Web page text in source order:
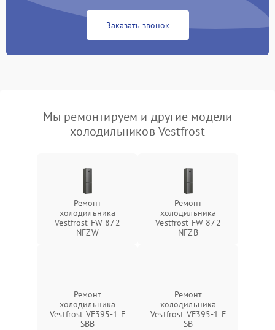
Заказать звонок
Мы ремонтируем и другие модели
холодильников Vestfrost
Ремонт
холодильника
Vestfrost FW 872
NFZW
Ремонт
холодильника
Vestfrost FW 872
NFZВ
Ремонт
холодильника
Vestfrost VF395-1 F
SBB
Ремонт
холодильника
Vestfrost VF395-1 F
SB